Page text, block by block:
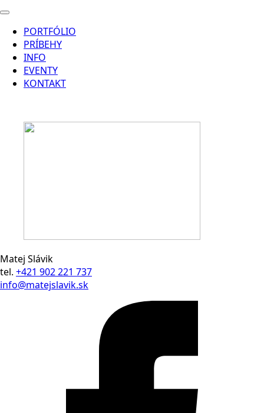
PORTFÓLIO
PRÍBEHY
INFO
EVENTY
KONTAKT
Matej Slávik
tel. +421 902 221 737
info@matejslavik.sk